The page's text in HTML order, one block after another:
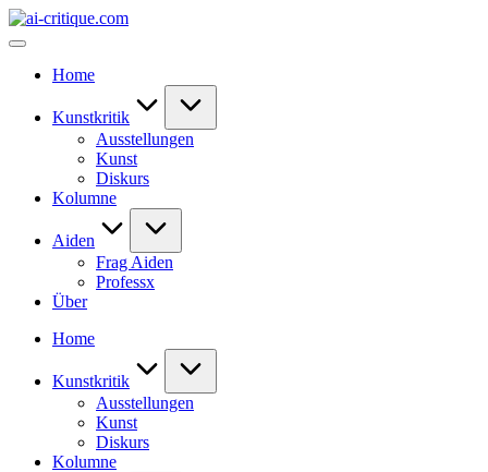
Skip
to
ai-
Home
Kunstkritik
Ausstellungen
Kunst
Diskurs
Kolumne
Aiden
Frag Aiden
Professx
Über
Home
Kunstkritik
Ausstellungen
Kunst
Diskurs
Kolumne